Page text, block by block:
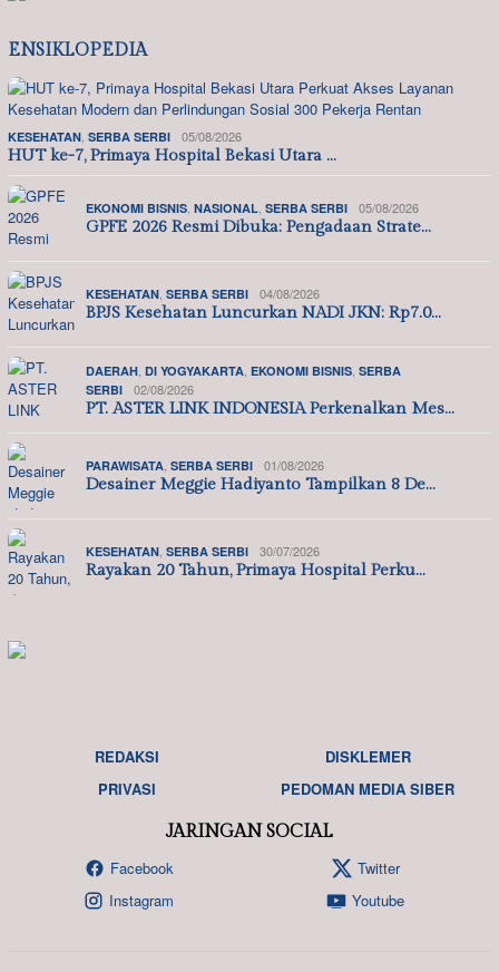
ENSIKLOPEDIA
KESEHATAN, SERBA SERBI 05/08/2026
HUT ke-7, Primaya Hospital Bekasi Utara …
EKONOMI BISNIS, NASIONAL, SERBA SERBI 05/08/2026
GPFE 2026 Resmi Dibuka: Pengadaan Strate…
KESEHATAN, SERBA SERBI 04/08/2026
BPJS Kesehatan Luncurkan NADI JKN: Rp7.0…
DAERAH, DI YOGYAKARTA, EKONOMI BISNIS, SERBA
SERBI
02/08/2026
PT. ASTER LINK INDONESIA Perkenalkan Mes…
PARAWISATA, SERBA SERBI 01/08/2026
Desainer Meggie Hadiyanto Tampilkan 8 De…
KESEHATAN, SERBA SERBI 30/07/2026
Rayakan 20 Tahun, Primaya Hospital Perku…
REDAKSI
DISKLEMER
PRIVASI
PEDOMAN MEDIA SIBER
JARINGAN SOCIAL
Facebook
Twitter
Instagram
Youtube